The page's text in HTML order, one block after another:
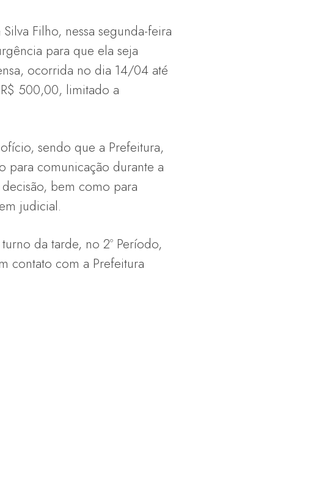
Filho, nessa segunda-feira
para que ela seja
ocorrida no dia 14/04 até
500,00, limitado a
sendo que a Prefeitura,
para comunicação durante a
bem como para
judicial.
da tarde, no 2º Período,
contato com a Prefeitura